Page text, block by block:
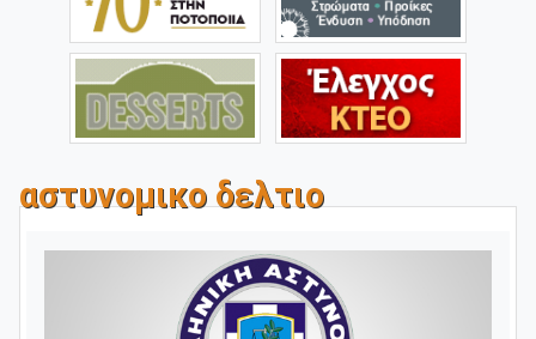
αστυνομικο δελτιο